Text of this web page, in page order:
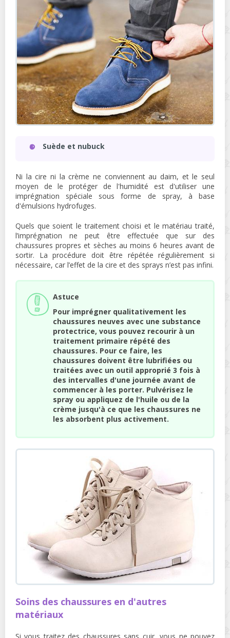
Suède et nubuck
Ni la cire ni la crème ne conviennent au daim, et le seul
moyen de le protéger de l'humidité est d'utiliser une
imprégnation spéciale sous forme de spray, à base
d'émulsions hydrofuges.
Quels que soient le traitement choisi et le matériau traité,
l’imprégnation ne peut être effectuée que sur des
chaussures propres et sèches au moins 6 heures avant de
sortir. La procédure doit être répétée régulièrement si
nécessaire, car l’effet de la cire et des sprays n’est pas infini.
Astuce
Pour imprégner qualitativement les
chaussures neuves avec une substance
protectrice, vous pouvez recourir à un
traitement primaire répété des
chaussures. Pour ce faire, les
chaussures doivent être lubrifiées ou
traitées avec un outil approprié 3 fois à
des intervalles d'une journée avant de
commencer à les porter. Pulvérisez le
spray ou appliquez de l'huile ou de la
crème jusqu'à ce que les chaussures ne
les absorbent plus activement.
Soins des chaussures en d'autres
matériaux